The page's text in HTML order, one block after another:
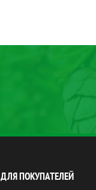
ДЛЯ ПОКУПАТЕЛЕЙ